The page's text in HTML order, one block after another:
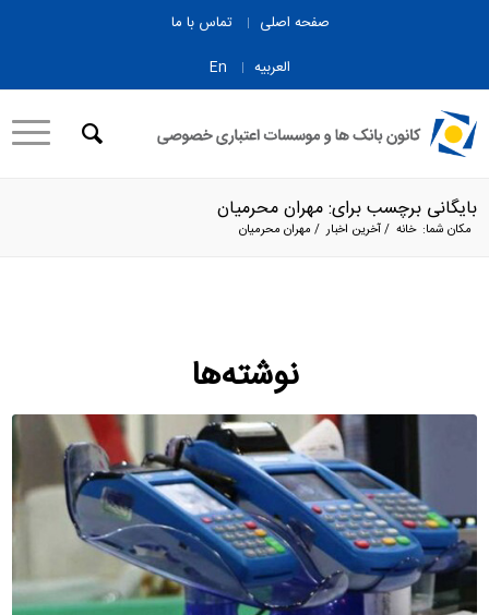
صفحه اصلی
تماس با ما
العربیه
En
بایگانی برچسب برای: مهران محرمیان
مکان شما: خانه /آخرین اخبار / مهران محرمیان
نوشته‌ها